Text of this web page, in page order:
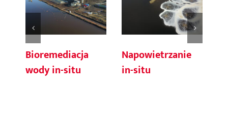
Bioremediacja
wody in-situ
Napowietrzanie
in-situ